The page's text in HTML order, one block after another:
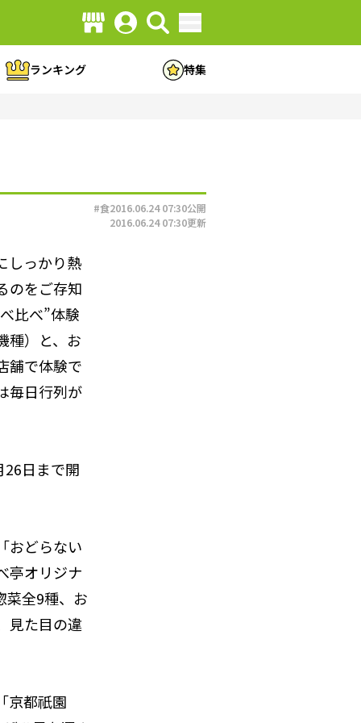
ランキング 特集
#食2016.06.24 07:30公開
2016.06.24 07:30更新
しっかり熱
のをご存知
比べ”体験
種）と、お
舗で体験で
毎日行列が
日まで開
おどらない
亭オリジナ
菜全9種、お
見た目の違
京都祇園